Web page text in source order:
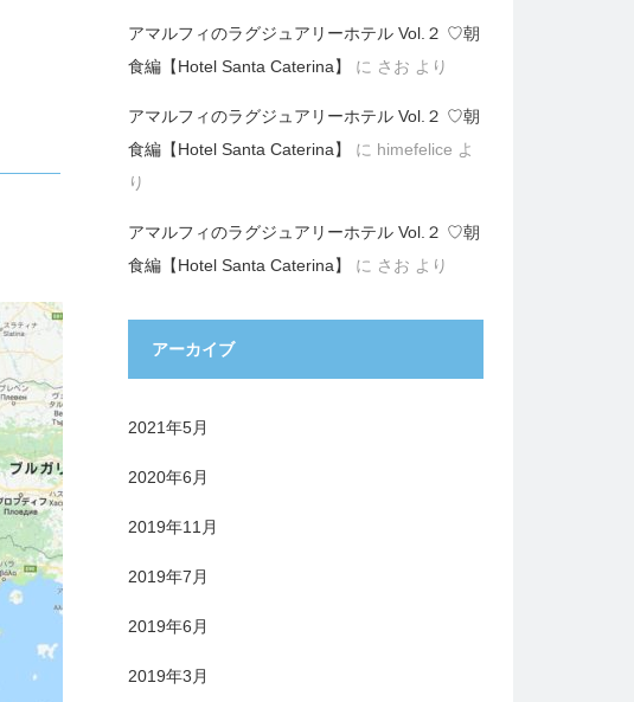
アマルフィのラグジュアリーホテル Vol.２ ♡朝
食編【Hotel Santa Caterina】
に さお より
アマルフィのラグジュアリーホテル Vol.２ ♡朝
食編【Hotel Santa Caterina】
に himefelice よ
り
アマルフィのラグジュアリーホテル Vol.２ ♡朝
食編【Hotel Santa Caterina】
に さお より
アーカイブ
2021年5月
2020年6月
2019年11月
2019年7月
2019年6月
2019年3月